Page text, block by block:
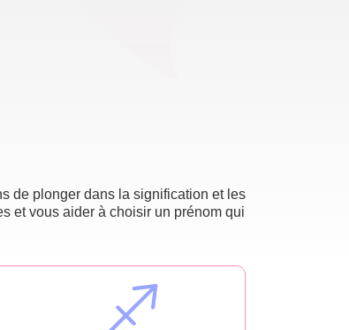
de plonger dans la signification et les
et vous aider à choisir un prénom qui